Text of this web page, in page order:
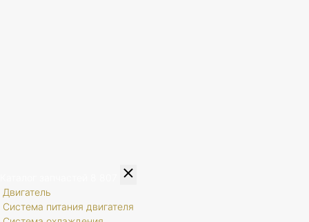
Двигатель
Система питания двигателя